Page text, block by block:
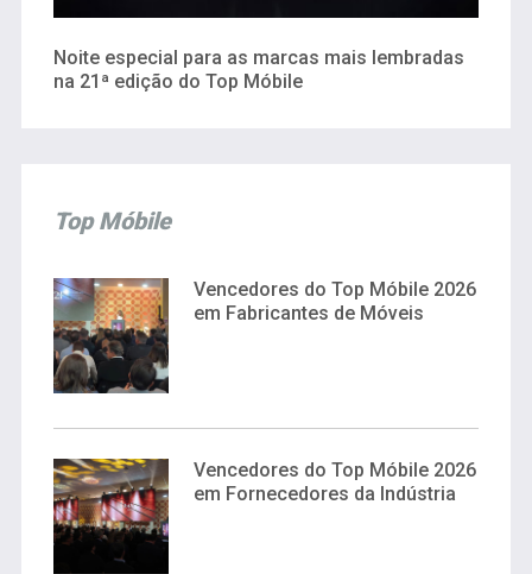
Noite especial para as marcas mais lembradas
na 21ª edição do Top Móbile
Top Móbile
Vencedores do Top Móbile 2026
em Fabricantes de Móveis
Vencedores do Top Móbile 2026
em Fornecedores da Indústria